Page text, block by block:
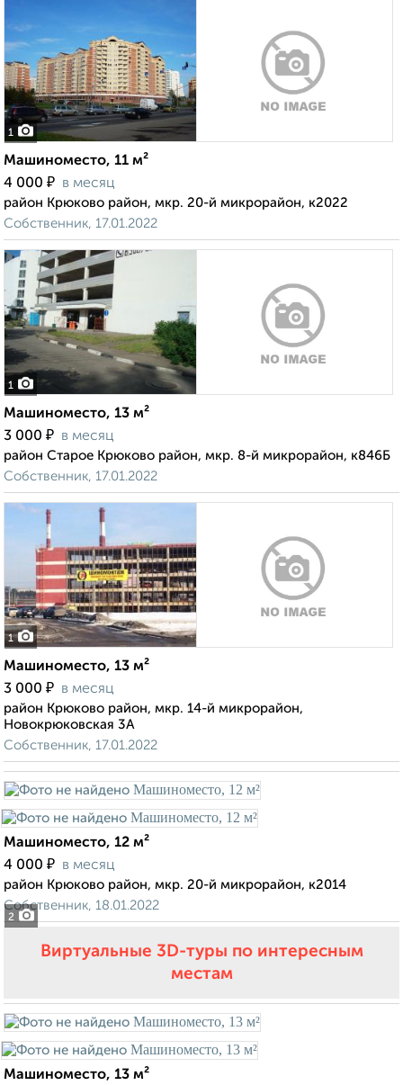
1
Машиноместо, 11 м²
4 000 ₽ в месяц
район Крюково район, мкр. 20-й микрорайон, к2022
Собственник, 17.01.2022
1
Машиноместо, 13 м²
3 000 ₽ в месяц
район Старое Крюково район, мкр. 8-й микрорайон, к846Б
Собственник, 17.01.2022
1
Машиноместо, 13 м²
3 000 ₽ в месяц
район Крюково район, мкр. 14-й микрорайон,
Новокрюковская 3А
Собственник, 17.01.2022
2
Машиноместо, 12 м²
4 000 ₽ в месяц
район Крюково район, мкр. 20-й микрорайон, к2014
Собственник, 18.01.2022
Виртуальные 3D-туры по интересным
местам
Машиноместо, 13 м²